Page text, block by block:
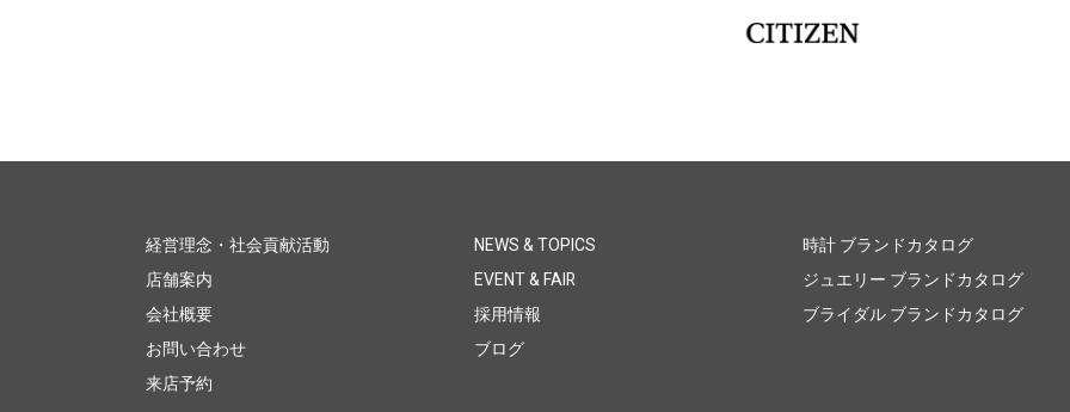
経営理念・社会貢献活動
店舗案内
会社概要
お問い合わせ
来店予約
NEWS & TOPICS
EVENT & FAIR
採用情報
ブログ
時計 ブランドカタログ
ジュエリー ブランドカタログ
ブライダル ブランドカタログ